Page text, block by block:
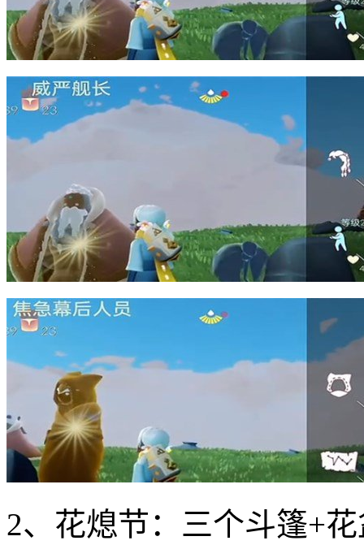
2、花熄节：三个斗篷+